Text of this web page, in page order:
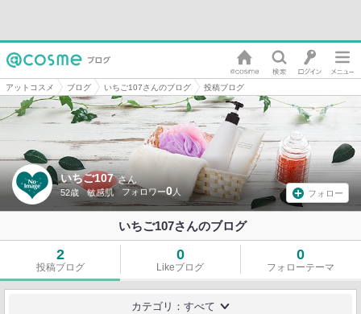
アットコスメ ブログ いちご107さんのブログ 投稿ブログ
いちご107 さん
52歳 敏感肌 0 フォロー
いちご107さんのブログ
2
投稿ブログ
0
Likeブログ
0
フォローテーマ
カテゴリ：すべて